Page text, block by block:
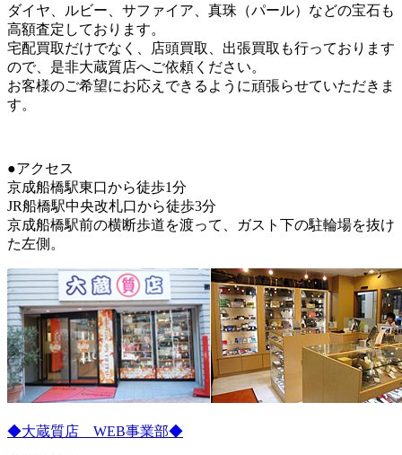
ダイヤ、ルビー、サファイア、真珠（パール）などの宝石も
高額査定しております。
宅配買取だけでなく、店頭買取、出張買取も行っております
ので、是非大蔵質店へご依頼ください。
お客様のご希望にお応えできるように頑張らせていただきま
す。
●アクセス
京成船橋駅東口から徒歩1分
JR船橋駅中央改札口から徒歩3分
京成船橋駅前の横断歩道を渡って、ガスト下の駐輪場を抜け
た左側。
◆大蔵質店 WEB事業部◆